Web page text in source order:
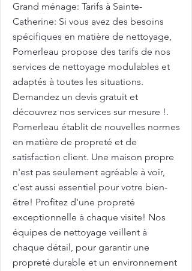
Grand ménage: Tarifs à Sainte-
Catherine: Si vous avez des besoins
spécifiques en matière de nettoyage,
Pomerleau propose des tarifs de nos
services de nettoyage modulables et
adaptés à toutes les situations.
Demandez un devis gratuit et
découvrez nos services sur mesure !.
Pomerleau établit de nouvelles normes
en matière de propreté et de
satisfaction client. Une maison propre
n'est pas seulement agréable à voir,
c'est aussi essentiel pour votre bien-
être! Profitez d'une propreté
exceptionnelle à chaque visite! Nos
équipes de nettoyage veillent à
chaque détail, pour garantir une
propreté durable et un environnement